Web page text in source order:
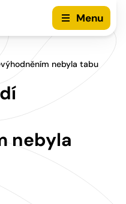
Menu
nebyla tabu
nebyla